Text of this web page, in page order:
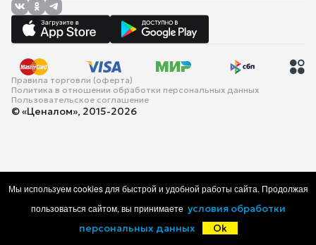
Правила торговли (оферта)
Политика в отношении обработки персональных данных
Пользовательское соглашение
© «Ценалом», 2015-2026
Каталог Корзина Избранное
Мы используем cookies для быстрой и удобной работы сайта. Продолжая
пользоваться сайтом, вы принимаете условия обработки
персональных данных
Ok